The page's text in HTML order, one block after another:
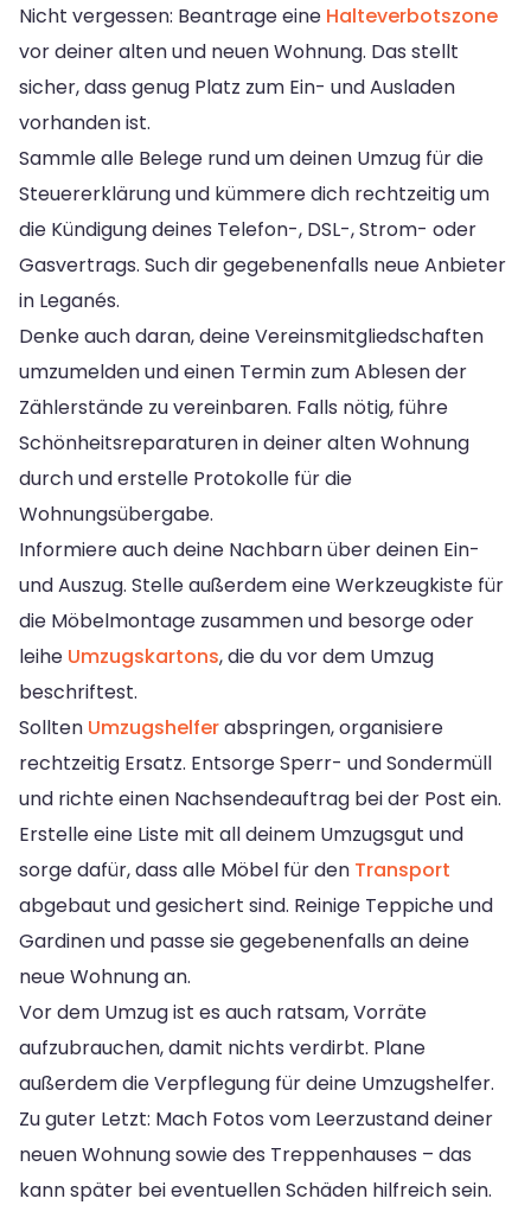
Nicht vergessen: Beantrage eine Halteverbotszone
vor deiner alten und neuen Wohnung. Das stellt
sicher, dass genug Platz zum Ein- und Ausladen
vorhanden ist.
Sammle alle Belege rund um deinen Umzug für die
Steuererklärung und kümmere dich rechtzeitig um
die Kündigung deines Telefon-, DSL-, Strom- oder
Gasvertrags. Such dir gegebenenfalls neue Anbieter
in Leganés.
Denke auch daran, deine Vereinsmitgliedschaften
umzumelden und einen Termin zum Ablesen der
Zählerstände zu vereinbaren. Falls nötig, führe
Schönheitsreparaturen in deiner alten Wohnung
durch und erstelle Protokolle für die
Wohnungsübergabe.
Informiere auch deine Nachbarn über deinen Ein-
und Auszug. Stelle außerdem eine Werkzeugkiste für
die Möbelmontage zusammen und besorge oder
leihe Umzugskartons, die du vor dem Umzug
beschriftest.
Sollten Umzugshelferabspringen, organisiere
rechtzeitig Ersatz. Entsorge Sperr- und Sondermüll
und richte einen Nachsendeauftrag bei der Post ein.
Erstelle eine Liste mit all deinem Umzugsgut und
sorge dafür, dass alle Möbel für den Transport
abgebaut und gesichert sind. Reinige Teppiche und
Gardinen und passe sie gegebenenfalls an deine
neue Wohnung an.
Vor dem Umzug ist es auch ratsam, Vorräte
aufzubrauchen, damit nichts verdirbt. Plane
außerdem die Verpflegung für deine Umzugshelfer.
Zu guter Letzt: Mach Fotos vom Leerzustand deiner
neuen Wohnung sowie des Treppenhauses – das
kann später bei eventuellen Schäden hilfreich sein.